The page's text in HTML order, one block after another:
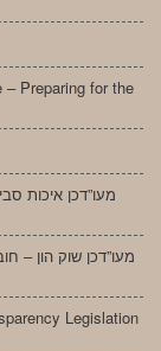
– Preparing for the
מעו”דכן איכות
מעו”דכן שוק הון –
Legislation